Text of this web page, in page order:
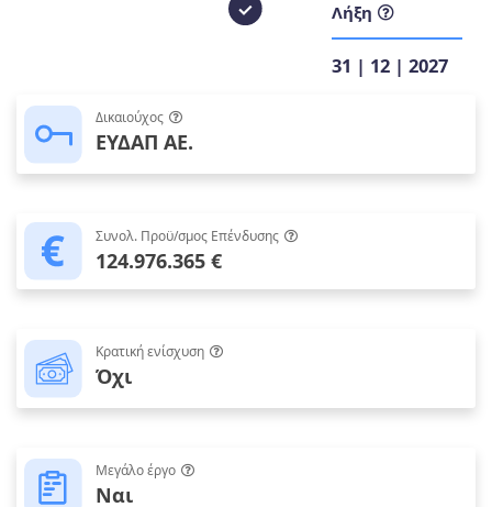
Λήξη
31 | 12 | 2027
Δικαιούχος
ΕΥΔΑΠ ΑΕ.
Συνολ. Προϋ/σμος Επένδυσης
124.976.365 €
Κρατική ενίσχυση
Όχι
Μεγάλο έργο
Ναι